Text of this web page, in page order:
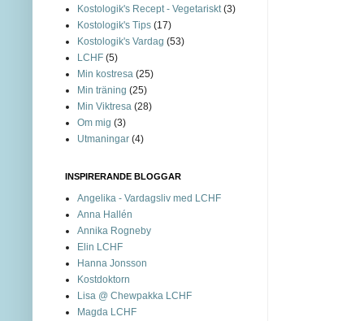
Kostologik's Recept - Vegetariskt (3)
Kostologik's Tips (17)
Kostologik's Vardag (53)
LCHF (5)
Min kostresa (25)
Min träning (25)
Min Viktresa (28)
Om mig (3)
Utmaningar (4)
INSPIRERANDE BLOGGAR
Angelika - Vardagsliv med LCHF
Anna Hallén
Annika Rogneby
Elin LCHF
Hanna Jonsson
Kostdoktorn
Lisa @ Chewpakka LCHF
Magda LCHF